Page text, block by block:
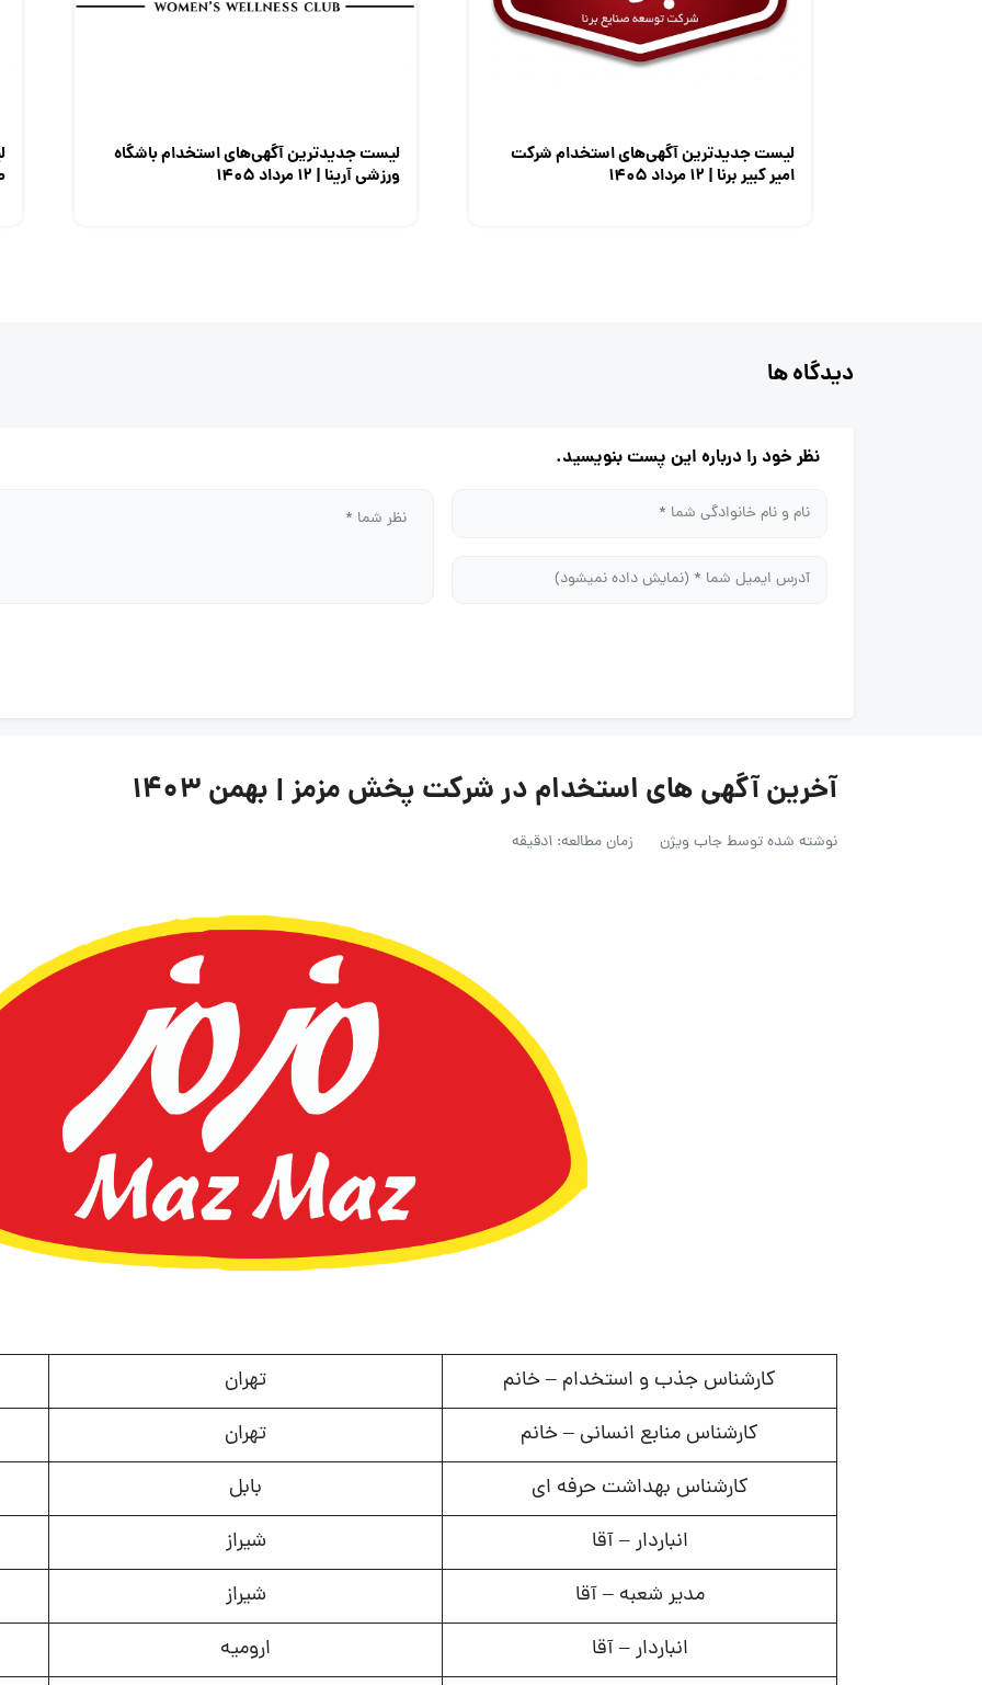
لیست جدیدترین آگهی‌های استخدام شرکت
امیر کبیر برنا | ۱۲ مرداد ۱۴۰۵
لیست جدیدترین آگهی‌های استخدام باشگاه
ورزشی آرینا | ۱۲ مرداد ۱۴۰۵
دیدگاه ها
نظر خود را درباره این پست بنویسید.
آخرین آگهی های استخدام در شرکت پخش مزمز | بهمن ۱۴۰۳
نوشته شده توسطجاب ویژن زمان مطالعه: 1دقیقه
کارشناس جذب و استخدام – خانم تهران
کارشناس منابع انسانی – خانم
تهران
کارشناس بهداشت حرفه ای
بابل
انباردار – آقا
شیراز
مدیر شعبه – آقا
شیراز
انباردار – آقا
ارومیه